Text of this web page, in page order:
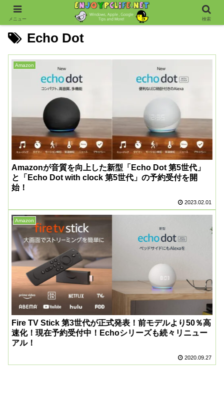
Echo Dot
Amazon
Amazonが音質を向上した新型「Echo Dot 第5世代」
と「Echo Dot with clock 第5世代」の予約受付を開
始！
2023.02.01
Amazon
Fire TV Stick 第3世代が正式発表！前モデルより50％高
速化！現在予約受付中！Echoシリーズも続々リニュー
アル！
2020.09.27
メニュー 検索